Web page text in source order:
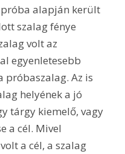
alapján került
szalag fénye
volt az
egyenletesebb
Az is
helyének a jó
tárgy kiemelő, vagy
a cél. Mivel
a cél, a szalag